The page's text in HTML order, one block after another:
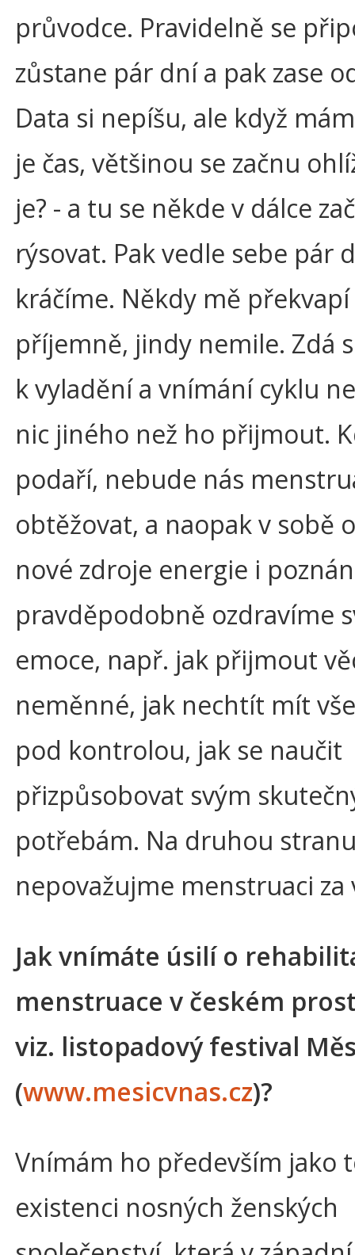
průvodce. Pravidelně se
zůstane pár dní a pak zase
Data si nepíšu, ale když
je čas, většinou se začnu
je? - a tu se někde v dálce
rýsovat. Pak vedle sebe pár
kráčíme. Někdy mě překvapí
příjemně, jindy nemile. Zdá
k vyladění a vnímání cyklu
nic jiného než ho přijmout.
podaří, nebude nás
obtěžovat, a naopak v sobě
nové zdroje energie i
pravděpodobně ozdravíme
emoce, např. jak přijmout
neměnné, jak nechtít mít
pod kontrolou, jak se naučit
přizpůsobovat svým
potřebám. Na druhou
nepovažujme menstruaci za
Jak vnímáte úsilí o
menstruace v českém
viz. listopadový festival
(www.mesicvnas.cz)?
Vnímám ho především jako
existenci nosných ženských